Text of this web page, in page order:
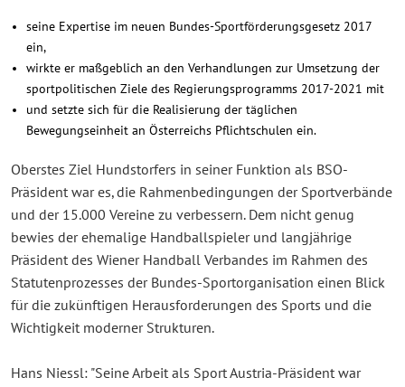
seine Expertise im neuen Bundes-Sportförderungsgesetz 2017
ein,
wirkte er maßgeblich an den Verhandlungen zur Umsetzung der
sportpolitischen Ziele des Regierungsprogramms 2017-2021 mit
und setzte sich für die Realisierung der täglichen
Bewegungseinheit an Österreichs Pflichtschulen ein.
Oberstes Ziel Hundstorfers in seiner Funktion als BSO-
Präsident war es, die Rahmenbedingungen der Sportverbände
und der 15.000 Vereine zu verbessern. Dem nicht genug
bewies der ehemalige Handballspieler und langjährige
Präsident des Wiener Handball Verbandes im Rahmen des
Statutenprozesses der Bundes-Sportorganisation einen Blick
für die zukünftigen Herausforderungen des Sports und die
Wichtigkeit moderner Strukturen.
Hans Niessl: "Seine Arbeit als Sport Austria-Präsident war